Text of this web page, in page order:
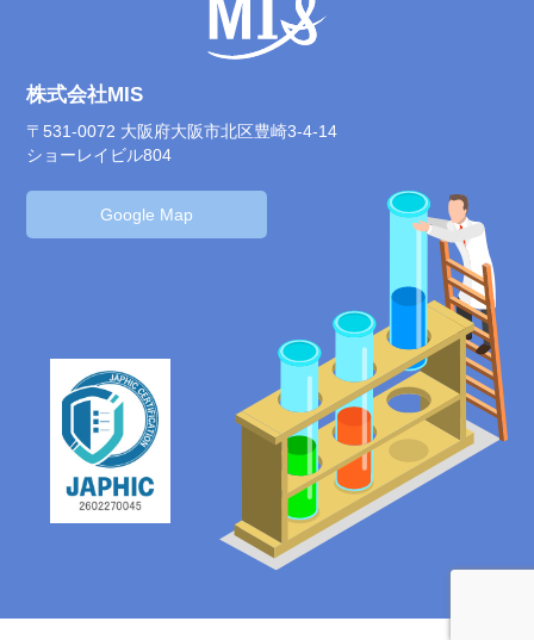
株式会社MIS
〒531-0072 大阪府大阪市北区豊崎3-4-14
ショーレイビル804
Google Map